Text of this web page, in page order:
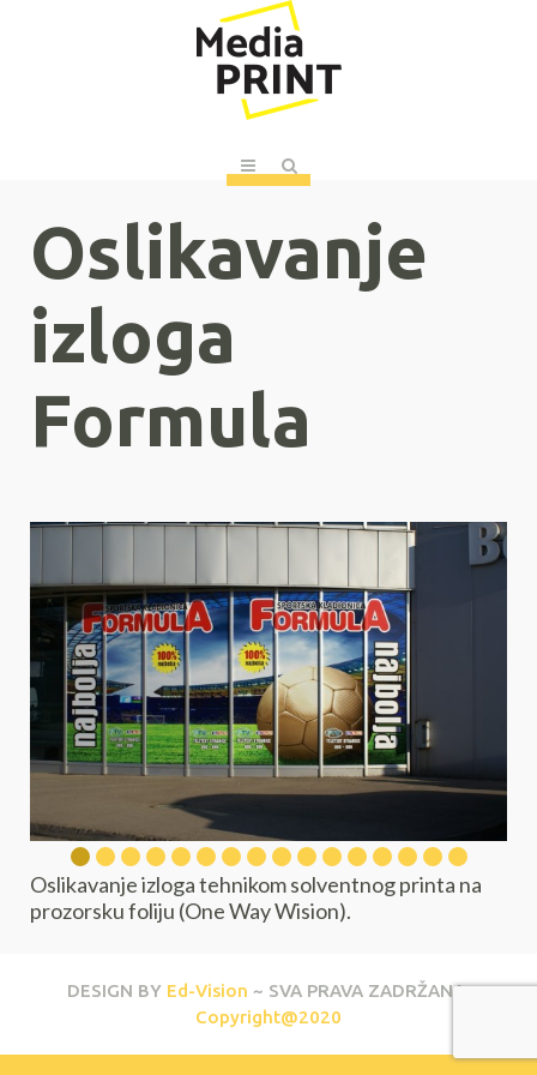
Oslikavanje
izloga
Formula
Oslikavanje izloga tehnikom solventnog printa na
prozorsku foliju (One Way Wision).
DESIGN BY Ed-Vision ~ SVA PRAVA ZADRŽANA.
Copyright@2020